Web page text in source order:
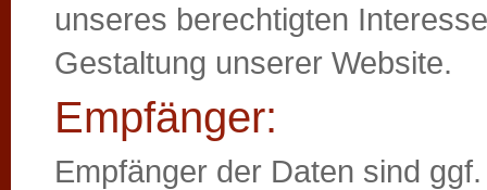
unseres berechtigten
Gestaltung unserer Website.
Empfänger:
Empfänger der Daten sind